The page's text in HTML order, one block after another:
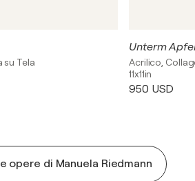
Tela
Unterm
Acrilico,
11x11in
950 USD
opere di Manuela Riedmann